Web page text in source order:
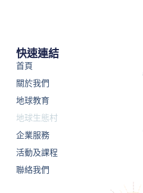
快速連結
首頁
關於我們
地球教育
地球生態村
企業服務
活動及課程
聯絡我們